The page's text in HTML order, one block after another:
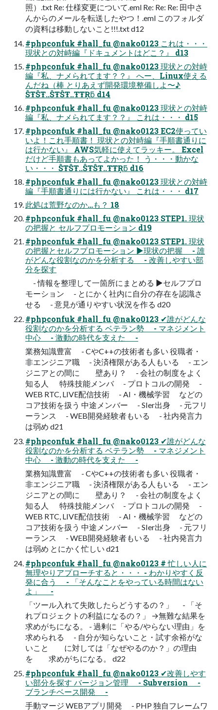
照）.txt Re: 仕様変更について.eml Re: Re: Re: 田中さ
んからのメールを転送したやつ！.eml このフォルダ
の資料は移動しないこと!!!.txt d12
#phpconfuk #hall_fu @nako0123 これは・・・
現状との対峙編『ドキュメントはどこ？』 d13
#phpconfuk #hall_fu @nako0123 現状との対峙
編『私、ナメられてます？？』 へー、Linux使える
んだね（棒 とりあえず開発環境整備しよ〜♪
ŜŦŜŦ..ŜŦŜŦ..ŦŦŖƃ d14
#phpconfuk #hall_fu @nako0123 現状との対峙
編『私、ナメられてます？？』 これは・・・ d15
#phpconfuk #hall_fu @nako0123 EC2使ってい
いよ！これ手順書！ 現状との対峙編『手順書通りに
は行かない』 AWS気軽に使えてラッキー。 Excel
だけど手順書もあってよかった！ う・・・動かな
い・・・ ŜŦŜŦ..ŜŦŜŦ..ŦŦŖƃ d16
#phpconfuk #hall_fu @nako0123 現状との対峙
編『手順書通りには行かない』 これは・・・ d17
此処は荒野なのか…も？ 18
#phpconfuk #hall_fu @nako0123 STEP1. 現状
の把握と セルフプロモーション d19
#phpconfuk #hall_fu @nako0123 STEP1. 現状
の把握とセルフプロモーション ▶現状の把握 - 誰
がどんな役割なのかを分析する - 改善しやすい部
分を探す
- 情報を整理して一箇所にまとめる ▶セルフプロ
モーション - とにかく社内に自分の存在を認識さ
せる - 意見が通りやすい状況を作る d20
#phpconfuk #hall_fu @nako0123 ✔誰がどんな
役割なのかを分析する ベテラン勢 - マネジメント
中心 - 激動の時代を支えた -
業務知識豊富 - CやC++の技術者も多い 役職者・
非エンジニア職 - 決済権限がある人もいる - エン
ジニアとの間に 壁あり？ - 会社の制度をよく
知る人 特殊技能メンバ - プロトコルの開発 -
WEB RTC, LIVE配信技術 - AI・機械学習 などの
コア技術を扱う 中途メンバー - SIer出身 - 元フリ
ーランス - WEB開発経験者もいる - 社内発言力
は弱め d21
#phpconfuk #hall_fu @nako0123 ✔誰がどんな
役割なのかを分析する ベテラン勢 - マネジメント
中心 - 激動の時代を支えた -
業務知識豊富 - CやC++の技術者も多い 役職者・
非エンジニア職 - 決済権限がある人もいる - エン
ジニアとの間に 壁あり？ - 会社の制度をよく
知る人 特殊技能メンバ - プロトコルの開発 -
WEB RTC, LIVE配信技術 - AI・機械学習 などの
コア技術を扱う 中途メンバー - SIer出身 - 元フリ
ーランス - WEB開発経験者もいる - 社内発言力
は弱め とにかく忙しい d21
#phpconfuk #hall_fu @nako0123 # 忙しい人に
無理やりアプローチすると・・・ - わかりやすく反
発に合う - 「そんなことをやっている時間はない
よ」 -
「ツール入れて失敗したらどうするの？」 - 「そ
れプロジェクトの利益になるの？」 →無難な結果を
求めがちになる。 - 過剰に「やる/やらない理由」を
求められる - 自分が知らないこと・試す余裕がな
いこと に対しては「なぜやるのか？」の理由
を 求めがちになる。 d22
#phpconfuk #hall_fu @nako0123 ✔改善しやす
い部分を探す バージョン管理 - Subversion -
ブランチベース開発 -
手動マージ WEBアプリ開発 - PHP 独自フレームワ